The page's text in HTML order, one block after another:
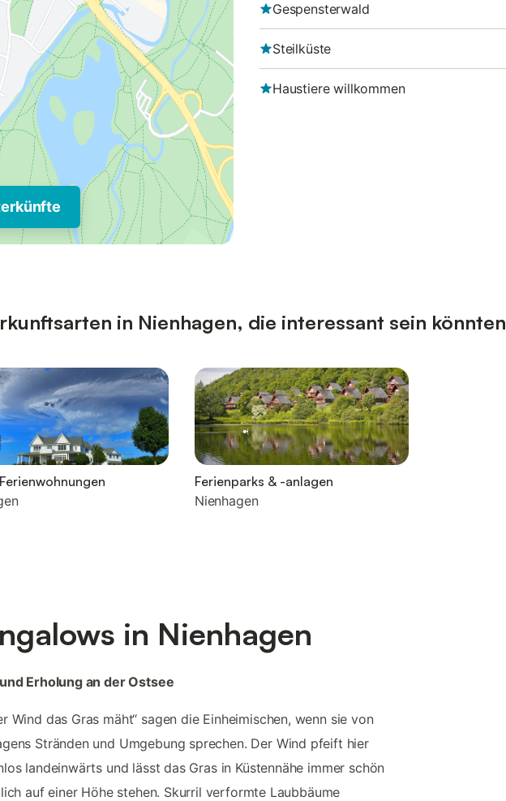
Gespensterwald
Steilküste
Haustiere willkommen
in Nienhagen, die interessant sein könnten
Ferienparks & -anlagen
Nienhagen
in Nienhagen
Erholung an der Ostsee
Wind das Gras mäht“ sagen die Einheimischen, wenn sie von
Stränden und Umgebung sprechen. Der Wind pfeift hier
landeinwärts und lässt das Gras in Küstennähe immer schön
auf einer Höhe stehen. Skurril verformte Laubbäume